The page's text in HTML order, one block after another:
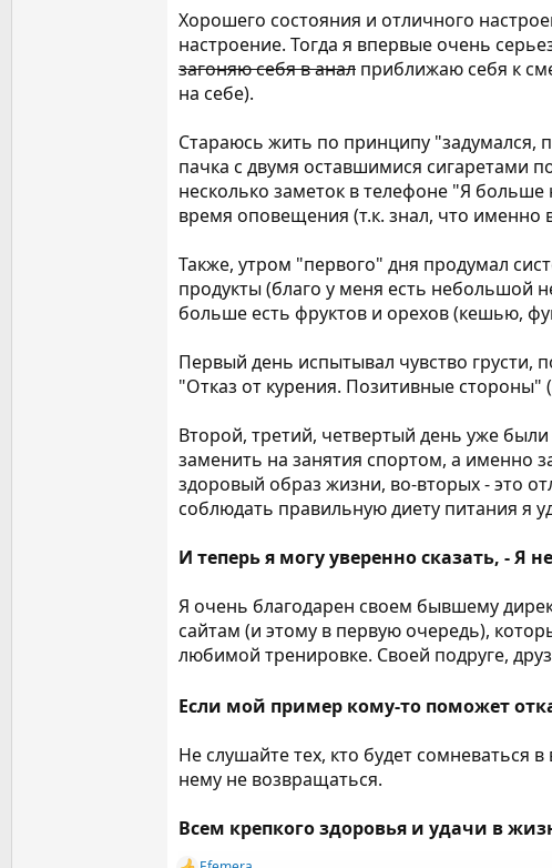
Хорошего состояния и отличного
настроение. Тогда я впервые очень
загоняю себя в анал приближаю себя к
на себе).
Стараюсь жить по принципу "задумался,
пачка с двумя оставшимися сигаретами
несколько заметок в телефоне "Я
время оповещения (т.к. знал, что именно
Также, утром "первого" дня продумал
продукты (благо у меня есть небольшой
больше есть фруктов и орехов (кешью,
Первый день испытывал чувство
"Отказ от курения. Позитивные стороны"
Второй, третий, четвертый день уже
заменить на занятия спортом, а именно
здоровый образ жизни, во-вторых - это
соблюдать правильную диету питания я
И теперь я могу уверенно сказать, - Я
Я очень благодарен своем бывшему
сайтам (и этому в первую очередь),
любимой тренировке. Своей подруге,
Если мой пример кому-то поможет
Не слушайте тех, кто будет сомневаться
нему не возвращаться.
Всем крепкого здоровья и удачи в